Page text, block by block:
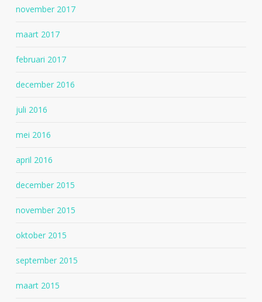
november 2017
maart 2017
februari 2017
december 2016
juli 2016
mei 2016
april 2016
december 2015
november 2015
oktober 2015
september 2015
maart 2015